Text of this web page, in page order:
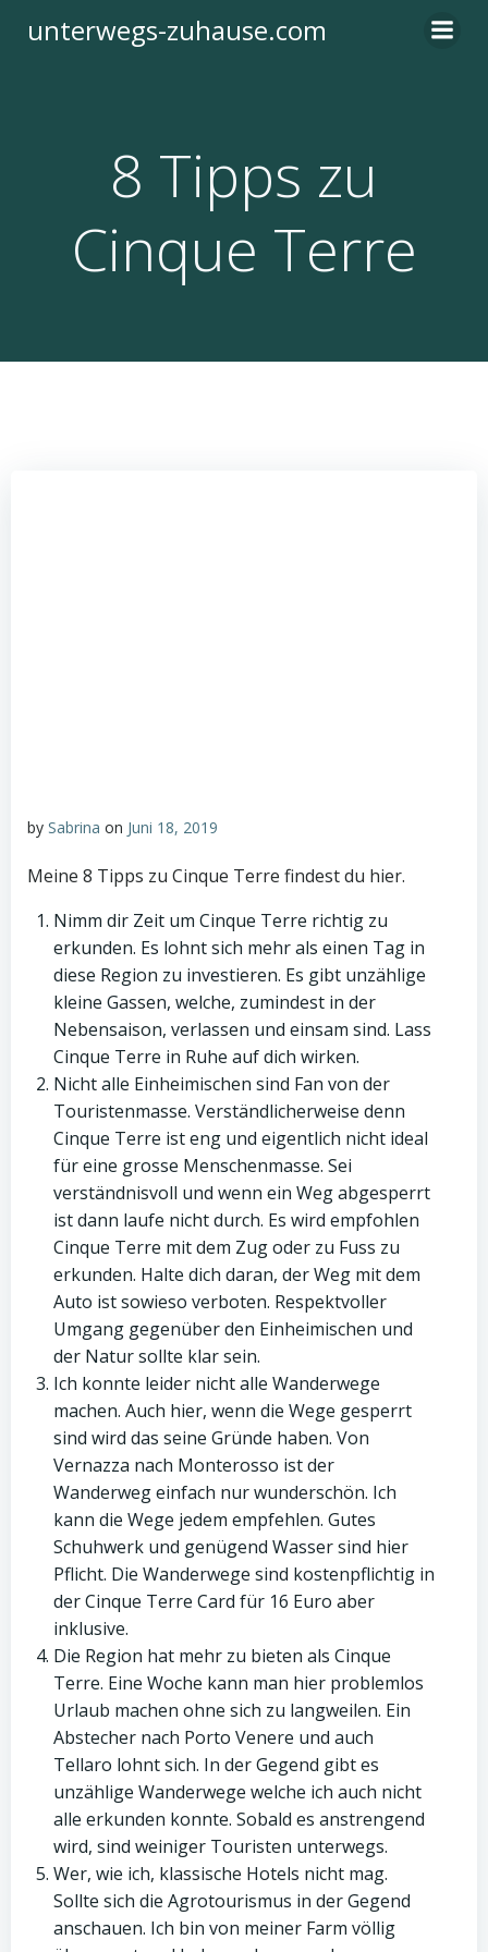
Inhalt
unterwegs-zuhause.com
8 Tipps zu
Cinque Terre
by Sabrina on Juni 18, 2019
Meine 8 Tipps zu Cinque Terre findest du hier.
Nimm dir Zeit um Cinque Terre richtig zu
erkunden. Es lohnt sich mehr als einen Tag in
diese Region zu investieren. Es gibt unzählige
kleine Gassen, welche, zumindest in der
Nebensaison, verlassen und einsam sind. Lass
Cinque Terre in Ruhe auf dich wirken.
Nicht alle Einheimischen sind Fan von der
Touristenmasse. Verständlicherweise denn
Cinque Terre ist eng und eigentlich nicht ideal
für eine grosse Menschenmasse. Sei
verständnisvoll und wenn ein Weg abgesperrt
ist dann laufe nicht durch. Es wird empfohlen
Cinque Terre mit dem Zug oder zu Fuss zu
erkunden. Halte dich daran, der Weg mit dem
Auto ist sowieso verboten. Respektvoller
Umgang gegenüber den Einheimischen und
der Natur sollte klar sein.
Ich konnte leider nicht alle Wanderwege
machen. Auch hier, wenn die Wege gesperrt
sind wird das seine Gründe haben. Von
Vernazza nach Monterosso ist der
Wanderweg einfach nur wunderschön. Ich
kann die Wege jedem empfehlen. Gutes
Schuhwerk und genügend Wasser sind hier
Pflicht. Die Wanderwege sind kostenpflichtig in
der Cinque Terre Card für 16 Euro aber
inklusive.
Die Region hat mehr zu bieten als Cinque
Terre. Eine Woche kann man hier problemlos
Urlaub machen ohne sich zu langweilen. Ein
Abstecher nach Porto Venere und auch
Tellaro lohnt sich. In der Gegend gibt es
unzählige Wanderwege welche ich auch nicht
alle erkunden konnte. Sobald es anstrengend
wird, sind weiniger Touristen unterwegs.
Wer, wie ich, klassische Hotels nicht mag.
Sollte sich die Agrotourismus in der Gegend
anschauen. Ich bin von meiner Farm völlig